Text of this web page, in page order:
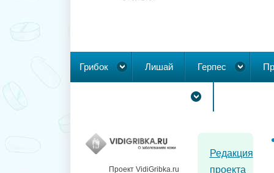
Грибок Лишай Герпес
Проект VidiGribka.ru
Редакция
проекта